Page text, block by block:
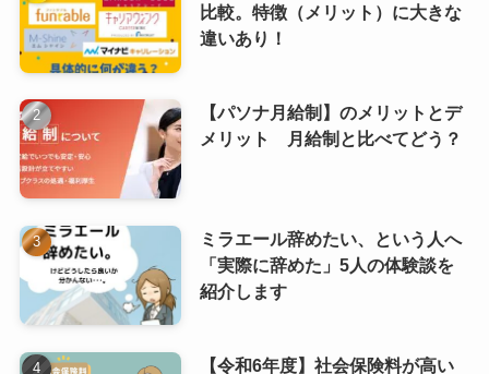
比較。特徴（メリット）に大きな
違いあり！
【パソナ月給制】のメリットとデ
メリット 月給制と比べてどう？
ミラエール辞めたい、という人へ
「実際に辞めた」5人の体験談を
紹介します
【令和6年度】社会保険料が高い